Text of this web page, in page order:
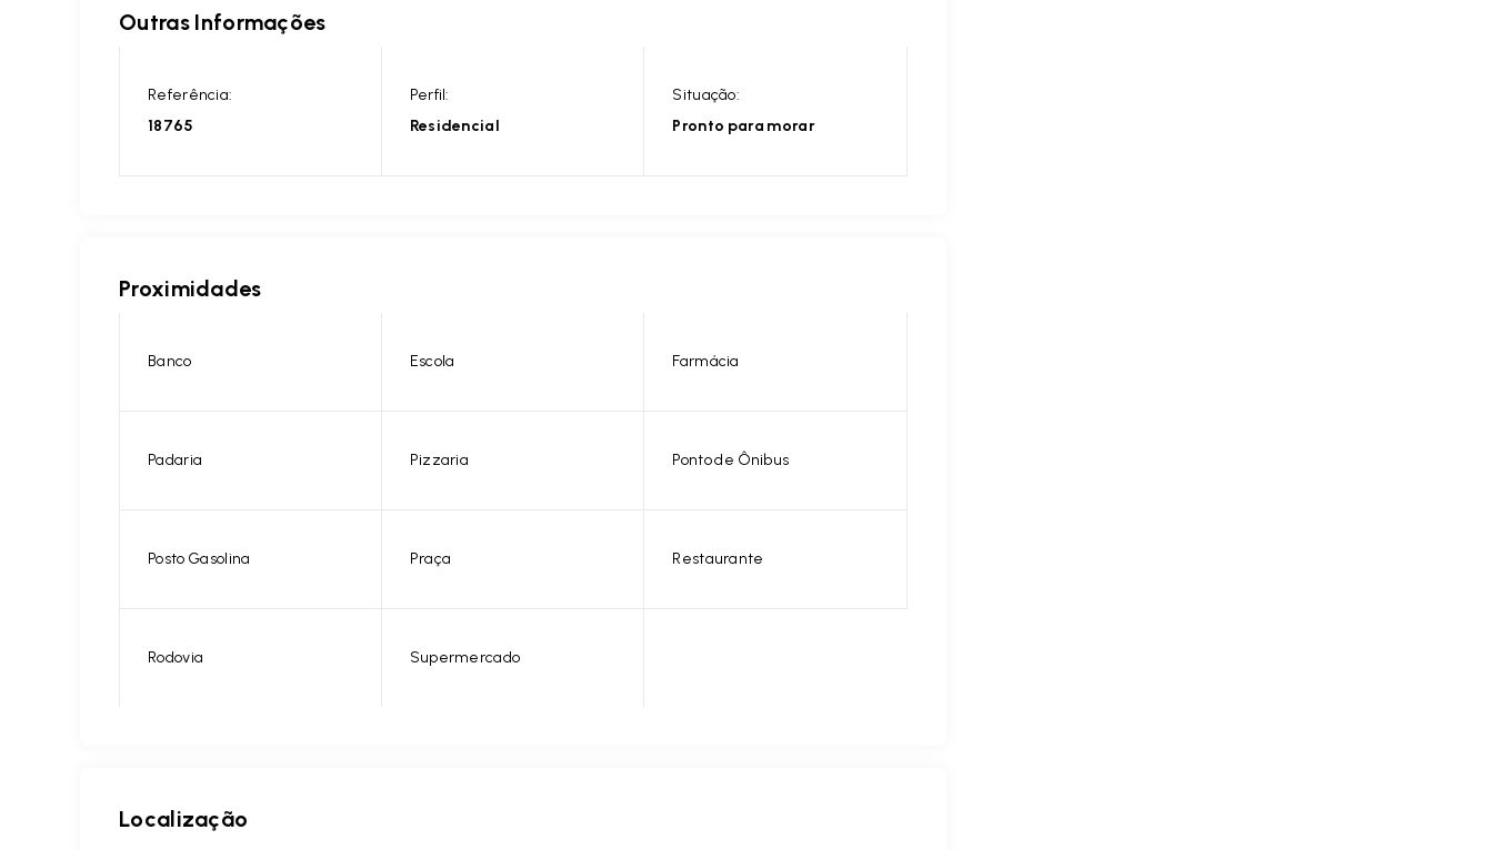
Outras Informações
Referência:
18765
Perfil:
Residencial
Situação:
Pronto para morar
Proximidades
Banco Escola Farmácia
Padaria Pizzaria Ponto de Ônibus
Posto Gasolina Praça Restaurante
Rodovia Supermercado
Localização